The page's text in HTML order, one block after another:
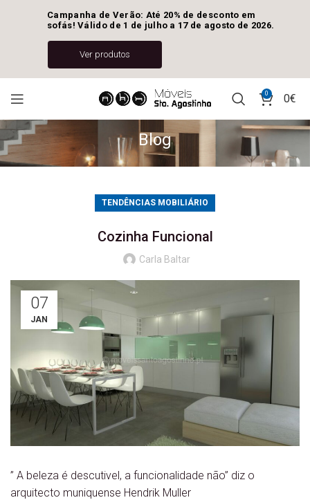
0 0€
Blog
TENDÊNCIAS MOBILIÁRIO
Cozinha Funcional
Carla Baltar
07
JAN
” A beleza é descutivel, a funcionalidade não” diz o
arquitecto muniquense Hendrik Muller
Campanha de Verão: Até 20% de desconto em
sofás! Válido de 1 de julho a 17 de agosto de 2026.
Ver produtos